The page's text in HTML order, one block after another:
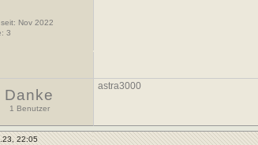
Nov 2022
3
Danke
1 Benutzer
astra3000
22:05